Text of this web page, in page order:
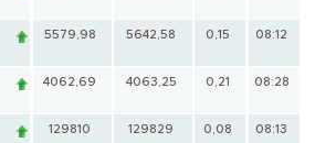
5579,98 5642,58 0,15 08:12
4062,69 4063,25 0,21 08:28
129810 129829 0,08 08:13